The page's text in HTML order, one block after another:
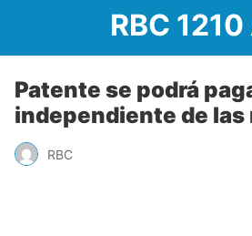
RBC
Patente se podrá
independiente de las
RBC